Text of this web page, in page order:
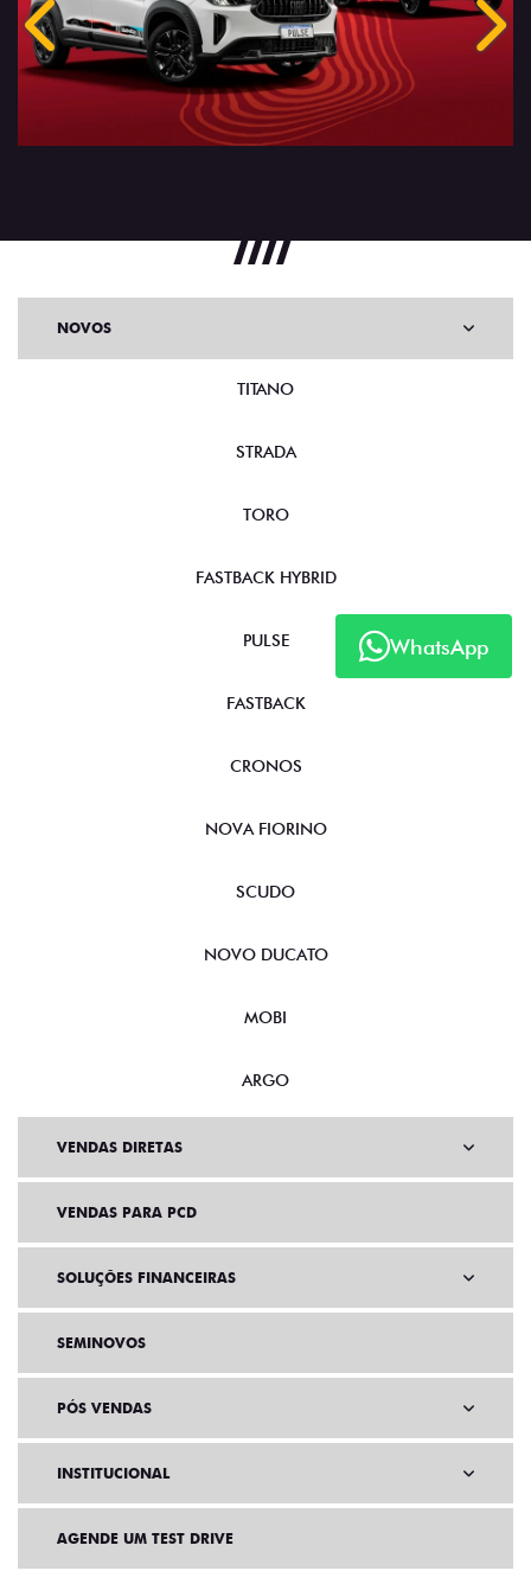
Anterior
WhatsApp
NOVOS
TITANO
STRADA
TORO
FASTBACK HYBRID
PULSE
FASTBACK
CRONOS
NOVA FIORINO
SCUDO
NOVO DUCATO
MOBI
ARGO
VENDAS DIRETAS
VENDAS PARA PCD
SOLUÇÕES FINANCEIRAS
SEMINOVOS
PÓS VENDAS
INSTITUCIONAL
AGENDE UM TEST DRIVE